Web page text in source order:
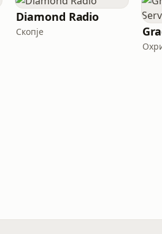
Diamond Radio
Скопје